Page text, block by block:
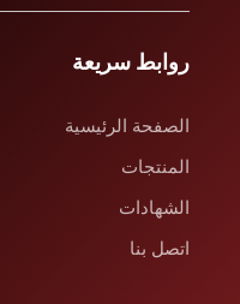
روابط سريعة
الصفحة الرئيسية
المنتجات
الشهادات
اتصل بنا